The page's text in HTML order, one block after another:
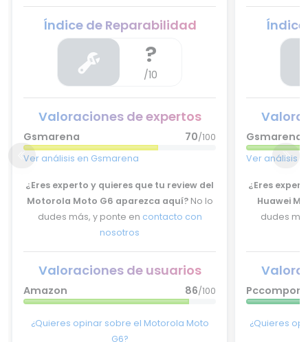
Índice de Reparabilidad
?
/10
Valoraciones de expertos
Gsmarena 70/100
Ver análisis en Gsmarena
¿Eres experto y quieres que tu review del
Motorola Moto G6 aparezca aquí?No lo
dudes más, y ponte en contacto con
nosotros
Valoraciones de usuarios
Amazon 86/100
¿Quieres opinar sobre el Motorola Moto
G6?
Gsmarena
Ver análisis
¿Eres
Huawei
dudes
¿Quieres